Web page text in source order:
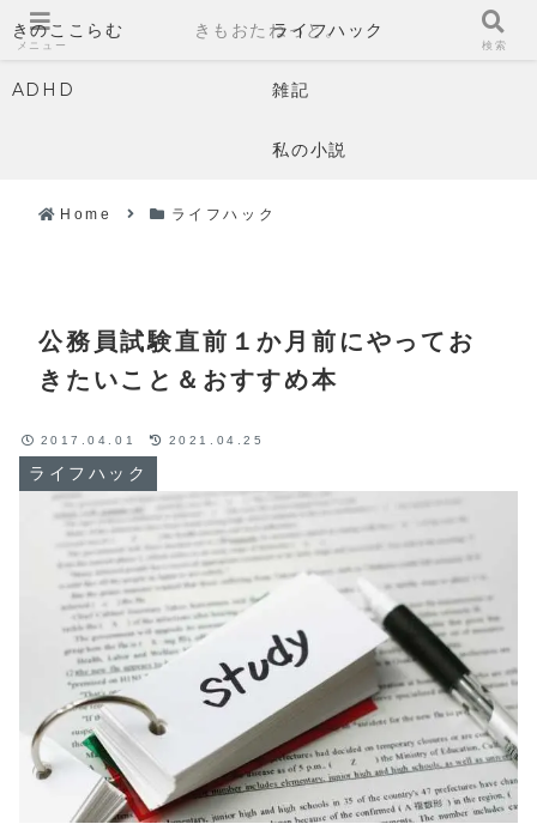
きのここらむ ライフハック
ADHD 雑記
私の小説
Home ライフハック
公務員試験直前１か月前にやってお
きたいこと＆おすすめ本
ライフハック
2017.04.01 2021.04.25
メニュー
きもおたねっと。
検索